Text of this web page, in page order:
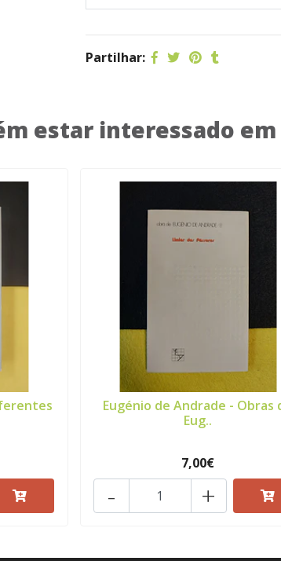
Partilhar:
estar interessado em
Eugénio de Andrade - Obras
Eug..
7,00€
+
-